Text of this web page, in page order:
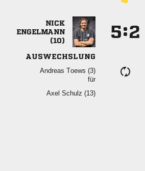



:
AUSWECHSLUNG
  
für
  